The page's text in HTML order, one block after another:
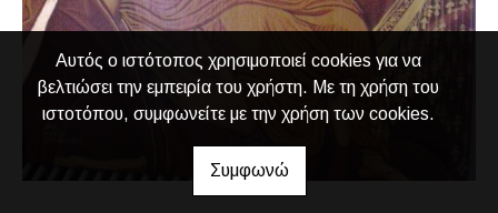
Αυτός ο ιστότοπος χρησιμοποιεί cookies για να
βελτιώσει την εμπειρία του χρήστη. Με τη χρήση του
ιστοτόπου, συμφωνείτε με την χρήση των cookies.
Συμφωνώ